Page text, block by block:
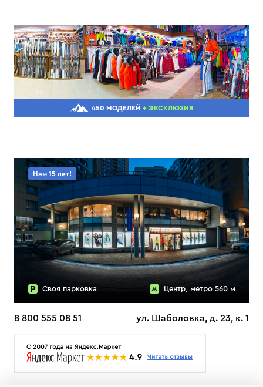
450 МОДЕЛЕЙ + ЭКСКЛЮЗИВ
Нам 15 лет!
Своя парковка Центр, метро 560 м
8 800 555 08 51 ул. Шаболовка, д. 23, к. 1